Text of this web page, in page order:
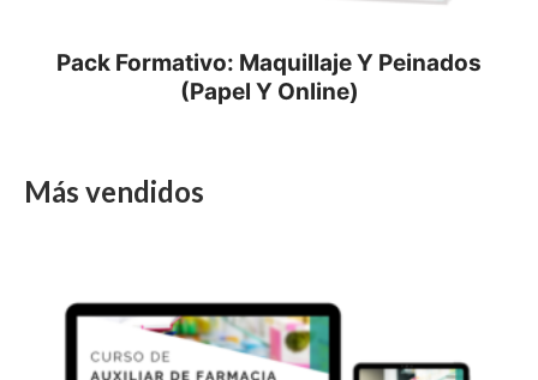
Pack Formativo: Maquillaje Y Peinados
(Papel Y Online)
Más vendidos